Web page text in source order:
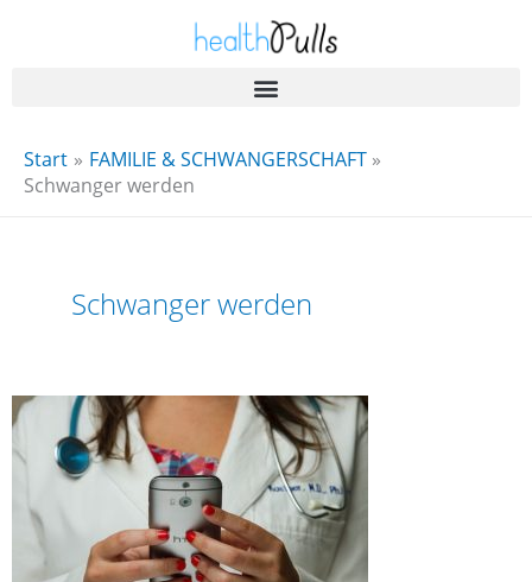
Start
FAMILIE & SCHWANGERSCHAFT
Schwanger werden
Schwanger werden
Wann
sollten
Sie
sich
bezüglich
Ihrer
an
Gesundheitsdienstleister
wenden??